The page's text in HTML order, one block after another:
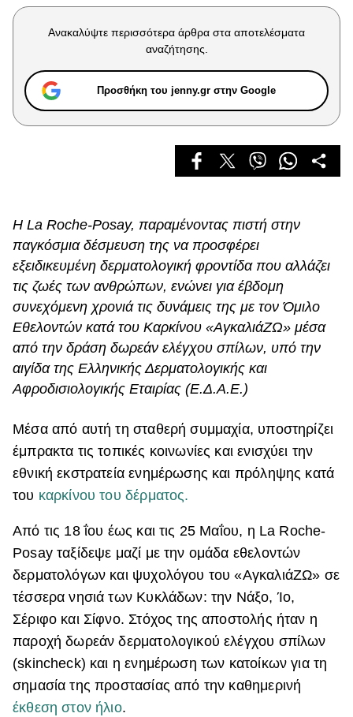
Who
True Stories
Ζώδια
Cooking
Green
Αφιερώματα
ΒΟΞ
Χωρίς Ταμπέλες
Women's Forum
Hautes Grecians
Γάμος
Market News
Ανακαλύψτε περισσότερα άρθρα στα αποτελέσματα
αναζήτησης.
Προσθήκη του jenny.gr στην Google
Η La Roche-Posay, παραμένοντας πιστή στην
παγκόσμια δέσμευση της να προσφέρει
εξειδικευμένη δερματολογική φροντίδα που αλλάζει
τις ζωές των ανθρώπων, ενώνει για έβδομη
συνεχόμενη χρονιά τις δυνάμεις της με τον Όμιλο
Εθελοντών κατά του Καρκίνου «ΑγκαλιάΖΩ» μέσα
από την δράση δωρεάν ελέγχου σπίλων, υπό την
αιγίδα της Ελληνικής Δερματολογικής και
Αφροδισιολογικής Εταιρίας (Ε.Δ.Α.Ε.)
Μέσα από αυτή τη σταθερή συμμαχία, υποστηρίζει
έμπρακτα τις τοπικές κοινωνίες και ενισχύει την
εθνική εκστρατεία ενημέρωσης και πρόληψης κατά
του καρκίνου του δέρματος.
Από τις 18 ΐου έως και τις 25 Μαΐου, η La Roche-
Posay ταξίδεψε μαζί με την ομάδα εθελοντών
δερματολόγων και ψυχολόγου του «ΑγκαλιάΖΩ» σε
τέσσερα νησιά των Κυκλάδων: την Νάξο, Ίο,
Σέριφο και Σίφνο. Στόχος της αποστολής ήταν η
παροχή δωρεάν δερματολογικού ελέγχου σπίλων
(skincheck) και η ενημέρωση των κατοίκων για τη
σημασία της προστασίας από την καθημερινή
έκθεση στον ήλιο.